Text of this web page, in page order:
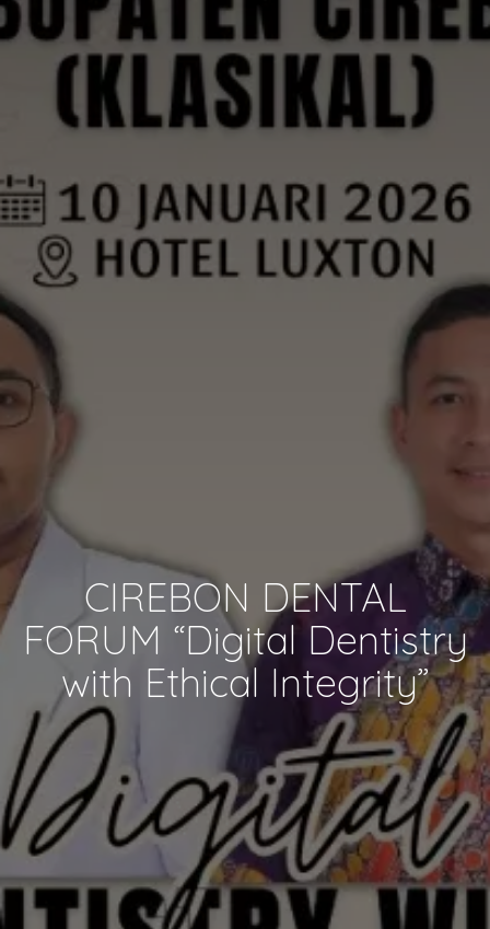
CIREBON DENTAL
FORUM “Digital Dentistry
with Ethical Integrity”